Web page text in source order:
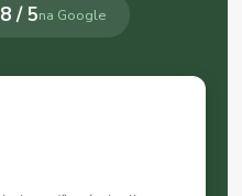
/ 5na Google